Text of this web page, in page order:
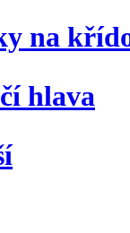
na
hlava